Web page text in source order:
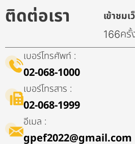
ติดต่อเรา เข้าชมเ
166ครั้
เบอร์โทรศัพท์ :
02-068-1000
เบอร์โทรสาร :
02-068-1999
อีเมล :
gpef2022@gmail.com